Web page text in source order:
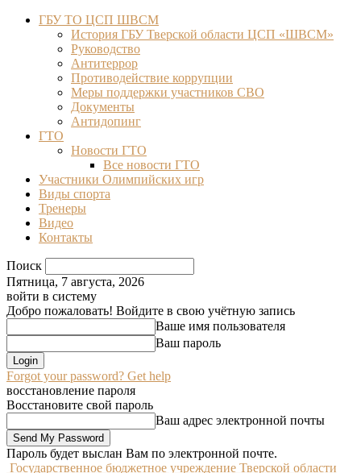
ГБУ ТО ЦСП ШВСМ
История ГБУ Тверской области ЦСП «ШВСМ»
Руководство
Антитеррор
Противодействие коррупции
Меры поддержки участников СВО
Документы
Антидопинг
ГТО
Новости ГТО
Все новости ГТО
Участники Олимпийских игр
Виды спорта
Тренеры
Видео
Контакты
Поиск
Пятница, 7 августа, 2026
войти в систему
Добро пожаловать! Войдите в свою учётную запись
Ваше имя пользователя
Ваш пароль
Forgot your password? Get help
восстановление пароля
Восстановите свой пароль
Ваш адрес электронной почты
Пароль будет выслан Вам по электронной почте.
Государственное бюджетное учреждение Тверской области